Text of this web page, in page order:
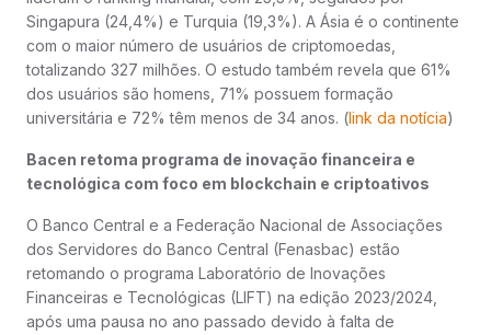
Singapura (24,4%) e Turquia (19,3%). A Ásia é o continente
com o maior número de usuários de criptomoedas,
totalizando 327 milhões. O estudo também revela que 61%
dos usuários são homens, 71% possuem formação
universitária e 72% têm menos de 34 anos. (link da notícia)
Bacen retoma programa de inovação financeira e
tecnológica com foco em blockchain e criptoativos
O Banco Central e a Federação Nacional de Associações
dos Servidores do Banco Central (Fenasbac) estão
retomando o programa Laboratório de Inovações
Financeiras e Tecnológicas (LIFT) na edição 2023/2024,
após uma pausa no ano passado devido à falta de